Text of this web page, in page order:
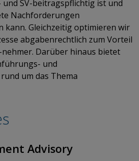
SV-beitragspflichtig ist und
Nachforderungen
kann. Gleichzeitig optimieren wir
abgabenrechtlich zum Vorteil
Darüber hinaus bietet
und
um das Thema
Advisory